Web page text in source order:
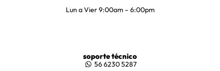
Lun a Vier 9:00am – 6:00pm
soporte técnico
56 6230 5287